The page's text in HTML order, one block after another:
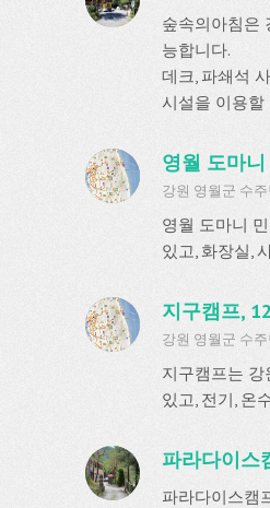
숲속의아침은
능합니다.
데크, 파쇄석
시설을 이용할
영월 도마
강원 영월군 수
영월 도마니
있고, 화장실,
지구캠프,
강원 영월군 수
지구캠프는
있고, 전기, 온
파라다이스
파라다이스캠